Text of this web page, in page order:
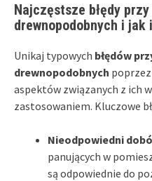
Najczęstsze błędy
drewnopodobnych i jak
Unikaj typowych błędów
drewnopodobnych
aspektów związanych z ich
zastosowaniem. Kluczowe
Nieodpowiedni
panujących w
są odpowiednie do